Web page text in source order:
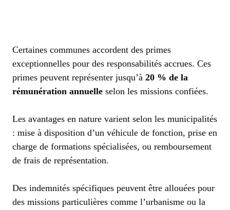
Certaines communes accordent des primes
exceptionnelles pour des responsabilités accrues. Ces
primes peuvent représenter jusqu’à 20 % de la
rémunération annuelle selon les missions confiées.
Les avantages en nature varient selon les municipalités
: mise à disposition d’un véhicule de fonction, prise en
charge de formations spécialisées, ou remboursement
de frais de représentation.
Des indemnités spécifiques peuvent être allouées pour
des missions particulières comme l’urbanisme ou la